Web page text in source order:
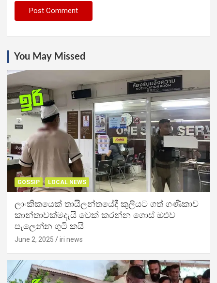
You May Missed
GOSSIP LOCAL NEWS
ලාංකිකයෙක් තායිලන්තයේදී කුලියට ගත් ගණිකාව
කාන්තාවක්මදැයි චෙක් කරන්න ගොස් ඔළුව
පැලෙන්න ගුටි කයි
June 2, 2025 iri news